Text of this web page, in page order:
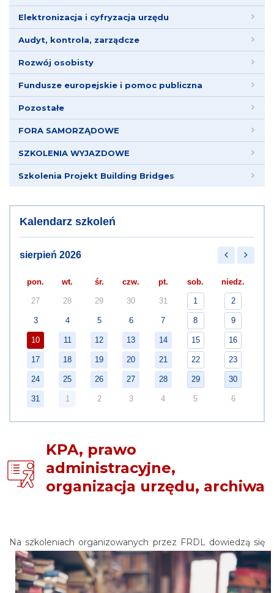
Elektronizacja i cyfryzacja urzędu
Audyt, kontrola, zarządcze
Rozwój osobisty
Fundusze europejskie i pomoc publiczna
Pozostałe
FORA SAMORZĄDOWE
SZKOLENIA WYJAZDOWE
Szkolenia Projekt Building Bridges
Kalendarz szkoleń
sierpień 2026
pon. wt. śr. czw. pt. sob. niedz.
27 28 29 30 31 1 2
3 4 5 6 7 8 9
10 11 12 13 14 15 16
17 18 19 20 21 22 23
24 25 26 27 28 29 30
31 1 2 3 4 5 6
KPA, prawo
administracyjne,
organizacja urzędu, archiwa
Na szkoleniach organizowanych przez FRDL dowiedzą się